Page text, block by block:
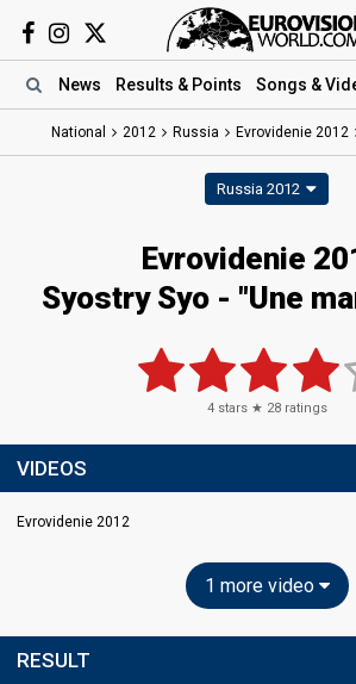
News Results & Points Songs &
National 2012 Russia Evrovidenie 2012
Russia 2012
Evrovidenie
Syostry Syo - "Une
4stars ★ 28ratings
VIDEOS
Evrovidenie 2012
1 more video
RESULT